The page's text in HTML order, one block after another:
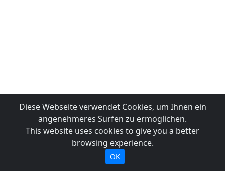
Diese Webseite verwendet Cookies, um Ihnen ein
angenehmeres Surfen zu ermöglichen.
This website uses cookies to give you a better
browsing experience.
OK